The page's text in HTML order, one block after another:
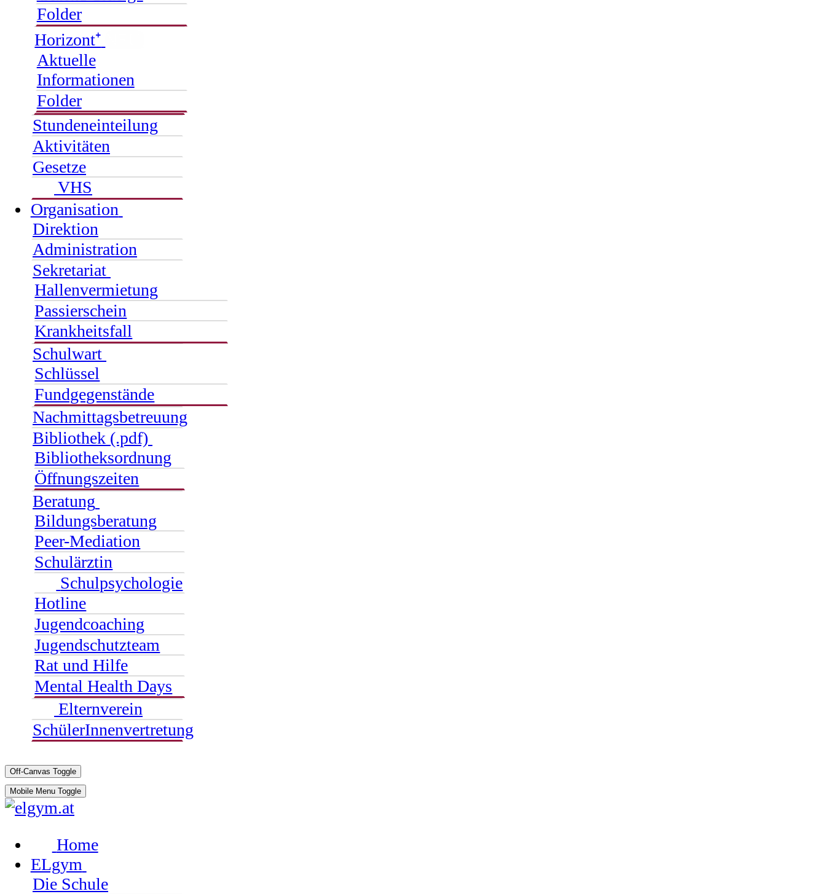
Folder
Horizont⁺
Aktuelle
Informationen
Folder
Stundeneinteilung
Aktivitäten
Gesetze
VHS
Organisation
Direktion
Administration
Sekretariat
Hallenvermietung
Passierschein
Krankheitsfall
Schulwart
Schlüssel
Fundgegenstände
Nachmittagsbetreuung
Bibliothek (.pdf)
Bibliotheksordnung
Öffnungszeiten
Beratung
Bildungsberatung
Peer-Mediation
Schulärztin
Schulpsychologie
Hotline
Jugendcoaching
Jugendschutzteam
Rat und Hilfe
Mental Health Days
Elternverein
SchülerInnenvertretung
Off-Canvas Toggle
Mobile Menu Toggle
Home
ELgym
Die Schule